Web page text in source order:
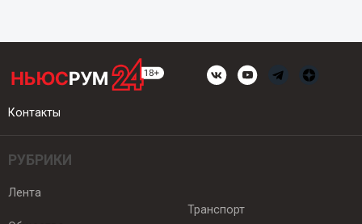
Контакты
РУБРИКИ
Лента
Транспорт